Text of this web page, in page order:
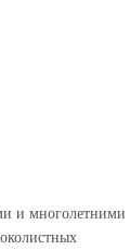
и многолетними